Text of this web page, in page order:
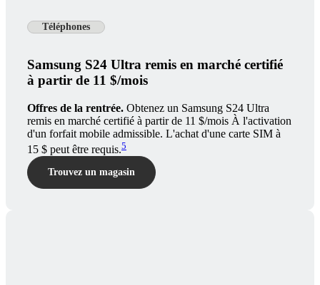
Téléphones
Samsung S24 Ultra remis en marché certifié
à partir de 11 $/mois
Offres de la rentrée. Obtenez un Samsung S24 Ultra
remis en marché certifié à partir de 11 $/mois À l'activation
d'un forfait mobile admissible. L'achat d'une carte SIM à
15 $ peut être requis.5
Trouvez un magasin